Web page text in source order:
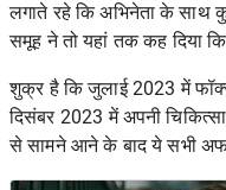
लगाते रहे कि अभिनेता के साथ
समूह ने तो यहां तक ​​कह दिया
शुक्र है कि जुलाई 2023 में
दिसंबर 2023 में अपनी
से सामने आने के बाद ये सभी